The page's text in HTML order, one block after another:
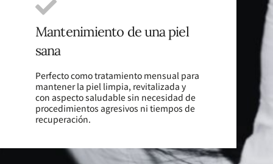
Mantenimiento de una piel
sana
Perfecto como tratamiento mensual para
mantener la piel limpia, revitalizada y
con aspecto saludable sin necesidad de
procedimientos agresivos ni tiempos de
recuperación.